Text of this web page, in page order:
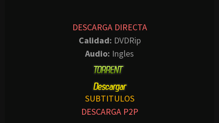
DESCARGA DIRECTA
Calidad: DVDRip
Audio: Ingles
SUBTITULOS
DESCARGA P2P